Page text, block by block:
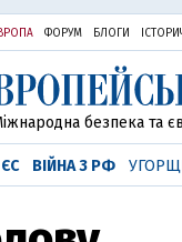
ФОРУМ БЛОГИ
безпека та
ВІЙНА З РФ